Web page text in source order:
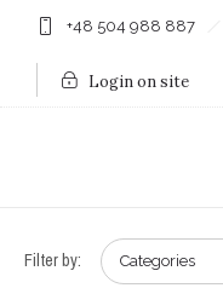
+48 504 988 887
Login on site
Filter by: Categories